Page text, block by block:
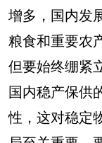
增多，国内发
粮食和重要农
但要始终绷紧
国内稳产保供
性，这对稳定